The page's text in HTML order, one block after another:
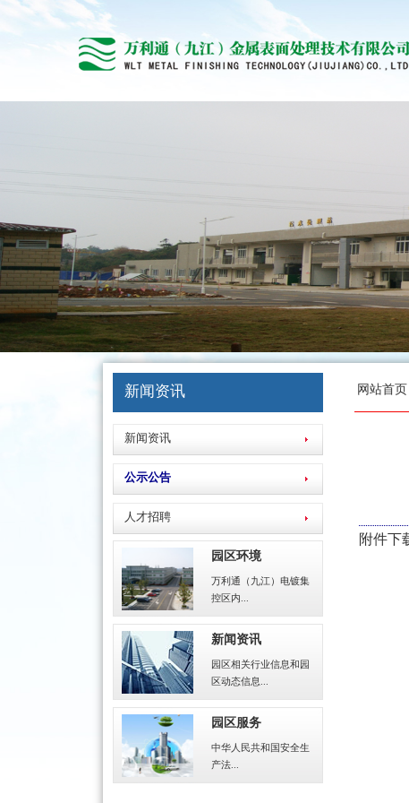
新闻资讯 网站首页
新闻资讯
公示公告
人才招聘
园区环境
万利通（九江）电镀集
控区内...
新闻资讯
园区相关行业信息和园
区动态信息...
园区服务
中华人民共和国安全生
产法...
附件下